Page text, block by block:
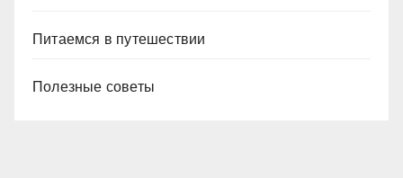
Питаемся в путешествии
Полезные советы